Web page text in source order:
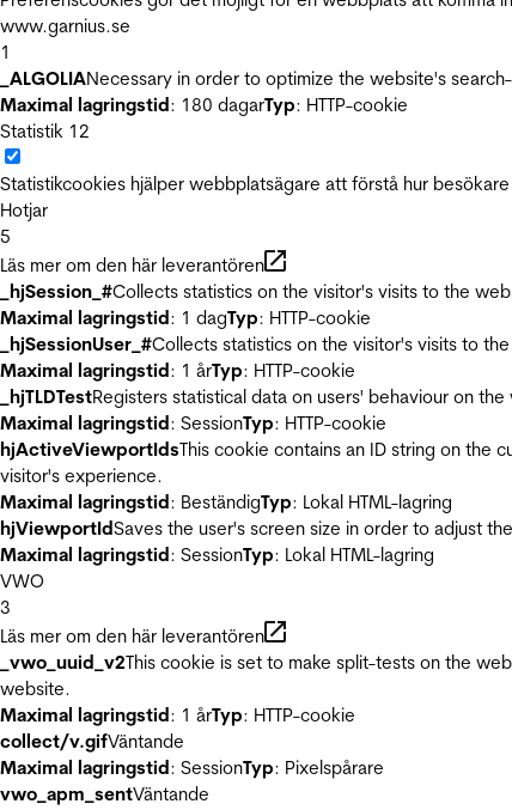
www.garnius.se
1
_ALGOLIANecessary in order to optimize the website's
Maximal lagringstid: 180 dagarTyp: HTTP-cookie
Statistik 12
Statistikcookies hjälper webbplatsägare att förstå hur
Hotjar
5
Läs mer om den här leverantören
_hjSession_#Collects statistics on the visitor's visits to the
Maximal lagringstid: 1 dagTyp: HTTP-cookie
_hjSessionUser_#Collects statistics on the visitor's visits to
Maximal lagringstid: 1 årTyp: HTTP-cookie
_hjTLDTestRegisters statistical data on users' behaviour on
Maximal lagringstid: SessionTyp: HTTP-cookie
hjActiveViewportIdsThis cookie contains an ID string on the
visitor's experience.
Maximal lagringstid: BeständigTyp: Lokal HTML-lagring
hjViewportIdSaves the user's screen size in order to adjust
Maximal lagringstid: SessionTyp: Lokal HTML-lagring
VWO
3
Läs mer om den här leverantören
_vwo_uuid_v2This cookie is set to make split-tests on the
website.
Maximal lagringstid: 1 årTyp: HTTP-cookie
collect/v.gifVäntande
Maximal lagringstid: SessionTyp: Pixelspårare
vwo_apm_sentVäntande